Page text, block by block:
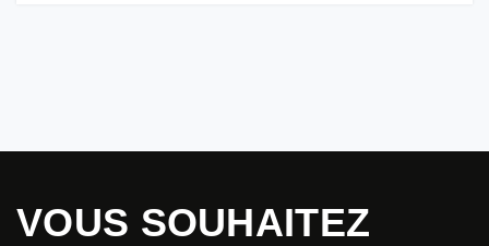
VOUS SOUHAITEZ